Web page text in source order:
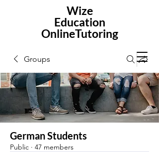
Wize
Education
OnlineTutoring
Groups
German Students
Public · 47 members